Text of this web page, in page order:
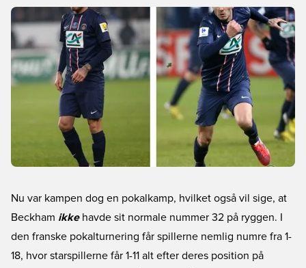
Nu var kampen dog en pokalkamp, hvilket også vil sige, at
Beckham ikkehavde sit normale nummer 32 på ryggen. I
den franske pokalturnering får spillerne nemlig numre fra 1-
18, hvor starspillerne får 1-11 alt efter deres position på